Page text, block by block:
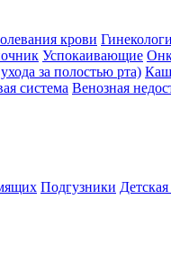
крови
Успокаивающие
за полостью рта)
система Венозная
Подгузники